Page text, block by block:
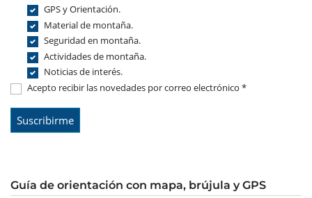
GPS y Orientación.
Material de montaña.
Seguridad en montaña.
Actividades de montaña.
Noticias de interés.
Acepto recibir las novedades por correo electrónico *
Guía de orientación con mapa, brújula y GPS